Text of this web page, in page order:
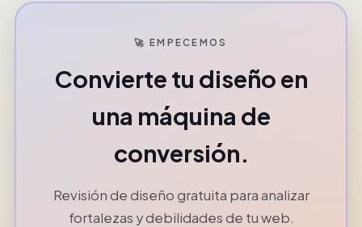
🚀 EMPECEMOS
Convierte tu diseño en
una máquina de
conversión.
Revisión de diseño gratuita para analizar
fortalezas y debilidades de tu web.